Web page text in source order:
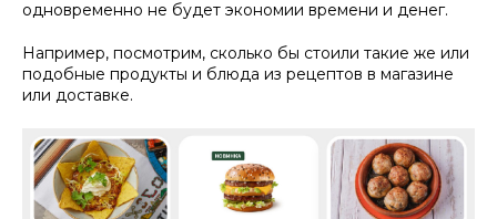
одновременно не будет экономии времени и денег.
Например, посмотрим, сколько бы стоили такие же или
подобные продукты и блюда из рецептов в магазине
или доставке.